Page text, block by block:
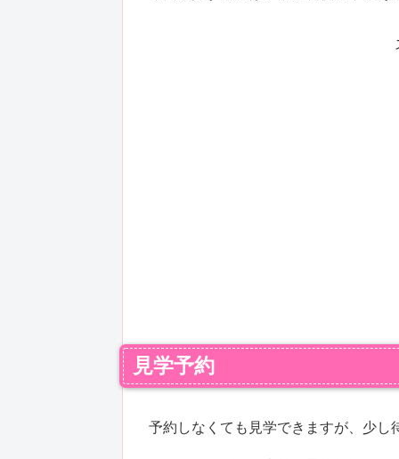
見学予約
予約しなくても見学できますが、少し